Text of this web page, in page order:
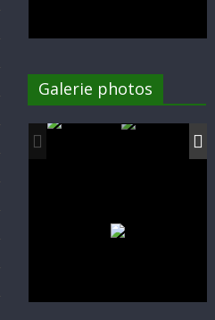
Galerie photos